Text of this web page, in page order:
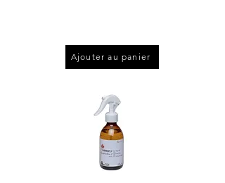
Ajouter au panier